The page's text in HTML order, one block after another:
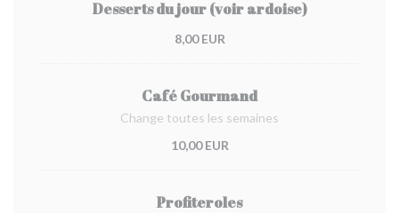
Desserts du jour (voir ardoise)
8,00 EUR
Café Gourmand
Change toutes les semaines
10,00 EUR
Profiteroles